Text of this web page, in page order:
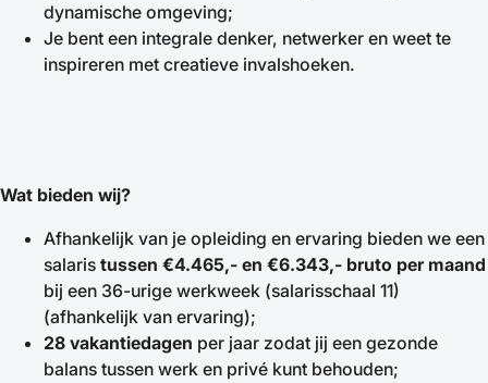
dynamische omgeving;
Je bent een integrale denker, netwerker en weet te
inspireren met creatieve invalshoeken.
Wat bieden wij?
Afhankelijk van je opleiding en ervaring bieden we een
salaris tussen €4.465,- en €6.343,- bruto per maand
bij een 36-urige werkweek (salarisschaal 11)
(afhankelijk van ervaring);
28 vakantiedagen per jaar zodat jij een gezonde
balans tussen werk en privé kunt behouden;